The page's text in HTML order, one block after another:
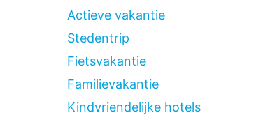
Actieve vakantie
Stedentrip
Fietsvakantie
Familievakantie
Kindvriendelijke hotels